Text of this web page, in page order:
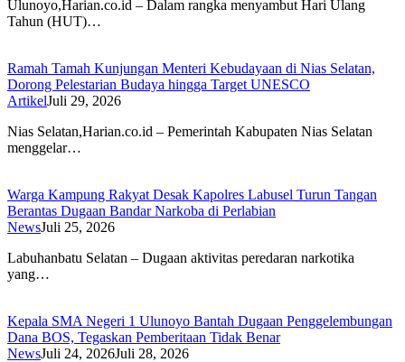
Ulunoyo,Harian.co.id – Dalam rangka menyambut Hari Ulang
Tahun (HUT)…
Ramah Tamah Kunjungan Menteri Kebudayaan di Nias Selatan,
Dorong Pelestarian Budaya hingga Target UNESCO
ArtikelJuli 29, 2026
Nias Selatan,Harian.co.id – Pemerintah Kabupaten Nias Selatan
menggelar…
Warga Kampung Rakyat Desak Kapolres Labusel Turun Tangan
Berantas Dugaan Bandar Narkoba di Perlabian
NewsJuli 25, 2026
Labuhanbatu Selatan – Dugaan aktivitas peredaran narkotika
yang…
Kepala SMA Negeri 1 Ulunoyo Bantah Dugaan Penggelembungan
Dana BOS, Tegaskan Pemberitaan Tidak Benar
NewsJuli 24, 2026Juli 28, 2026